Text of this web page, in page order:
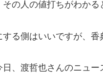
の人の値打ちがわかる
る側はいいですが、香
、渡哲也さんのニュー